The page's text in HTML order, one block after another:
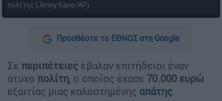
πολίτης (Jenny Kane/AP)
Προσθέστε το ΕΘΝΟΣ στη Google
Σε περιπέτειες έβαλαν επιτήδειοι έναν
άτυχο πολίτη, ο οποίος έχασε 70.000 ευρώ
εξαιτίας μιας καλοστημένης απάτης.